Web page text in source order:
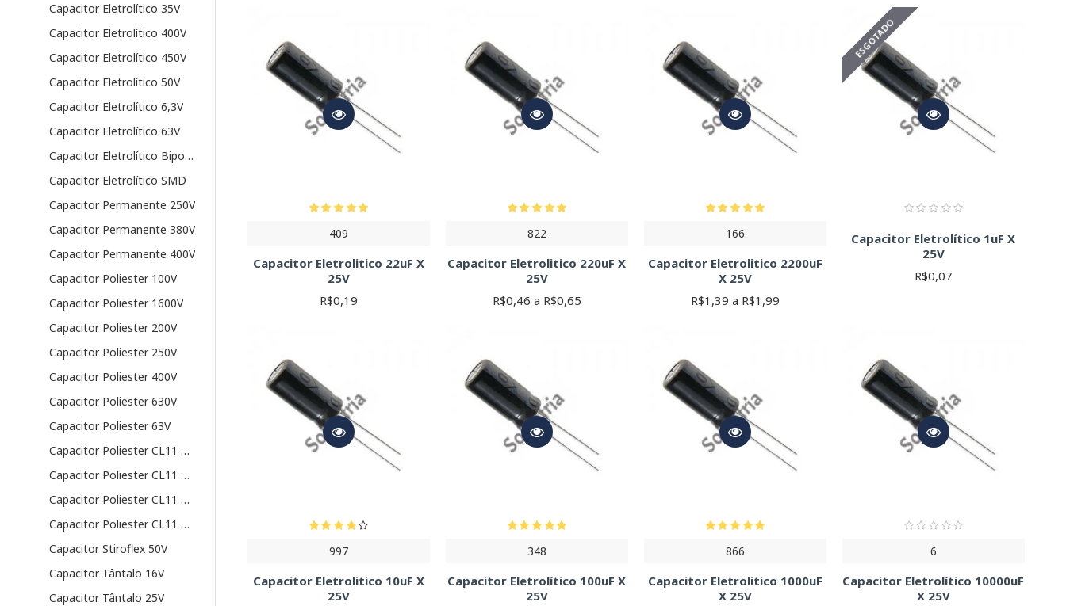
Capacitor Eletrolítico 35V
Capacitor Eletrolítico 400V
Capacitor Eletrolítico 450V
Capacitor Eletrolítico 50V
Capacitor Eletrolítico 6,3V
Capacitor Eletrolítico 63V
Capacitor Eletrolítico Bipolar
Capacitor Eletrolítico SMD
Capacitor Permanente 250V
Capacitor Permanente 380V
Capacitor Permanente 400V
Capacitor Poliester 100V
Capacitor Poliester 1600V
Capacitor Poliester 200V
Capacitor Poliester 250V
Capacitor Poliester 400V
Capacitor Poliester 630V
Capacitor Poliester 63V
Capacitor Poliester CL11 100V
Capacitor Poliester CL11 250V
Capacitor Poliester CL11 400V
Capacitor Poliester CL11 63V
Capacitor Stiroflex 50V
Capacitor Tântalo 16V
Capacitor Tântalo 25V
409
Capacitor Eletrolitico 22uF X
25V
R$0,19
822
Capacitor Eletrolitico 220uF X
25V
R$0,46 a R$0,65
166
Capacitor Eletrolitico 2200uF
X 25V
R$1,39 a R$1,99
ESGOTADO
Capacitor Eletrolítico 1uF X
25V
R$0,07
997
Capacitor Eletrolitico 10uF X
25V
348
Capacitor Eletrolítico 100uF X
25V
866
Capacitor Eletrolitico 1000uF
X 25V
6
Capacitor Eletrolítico 10000uF
X 25V